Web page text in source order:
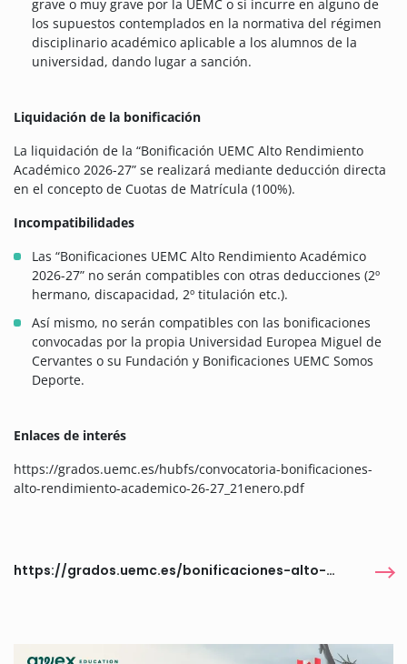
grave o muy grave por la UEMC o si incurre en alguno de
los supuestos contemplados en la normativa del régimen
disciplinario académico aplicable a los alumnos de la
universidad, dando lugar a sanción.
Liquidación de la bonificación
La liquidación de la “Bonificación UEMC Alto Rendimiento
Académico 2026-27” se realizará mediante deducción directa
en el concepto de Cuotas de Matrícula (100%).
Incompatibilidades
Las “Bonificaciones UEMC Alto Rendimiento Académico
2026-27” no serán compatibles con otras deducciones (2º
hermano, discapacidad, 2º titulación etc.).
Así mismo, no serán compatibles con las bonificaciones
convocadas por la propia Universidad Europea Miguel de
Cervantes o su Fundación y Bonificaciones UEMC Somos
Deporte.
Enlaces de interés
https://grados.uemc.es/hubfs/convocatoria-bonificaciones-
alto-rendimiento-academico-26-27_21enero.pdf
https://grados.uemc.es/bonificaciones-alto-rendimiento